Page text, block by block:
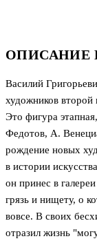
ОПИСАНИЕ
Василий
художников
Это фигура
Федотов, А.
рождение новых
в истории
он принес в
грязь и нищету, о
вовсе. В своих
отразил жизнь